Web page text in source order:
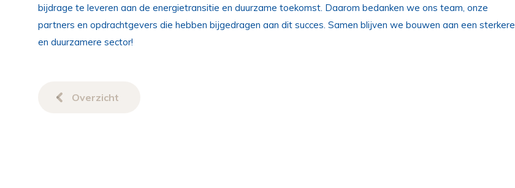
bijdrage te leveren aan de energietransitie en duurzame toekomst. Daarom bedanken we ons team, onze
partners en opdrachtgevers die hebben bijgedragen aan dit succes. Samen blijven we bouwen aan een sterkere
en duurzamere sector!
Overzicht